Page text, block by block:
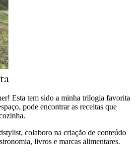
Esta tem sido a minha trilogia favorita
pode encontrar as receitas que
colaboro na criação de conteúdo
livros e marcas alimentares.